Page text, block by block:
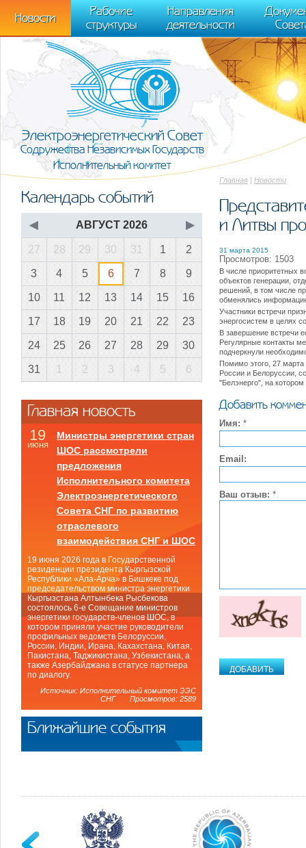
m[i].l=1*new Date(); for (var j = 0; j < document.scripts.length; j++) {if
[0],k.async=1,k.src=r,a.parentNode.insertBefore(k,a)}) (window,
trackLinks:true, accurateTrackBounce:true });
Новости
Рабочие
структуры
Направления
деятельности
Электроэнергетический Совет
Содружества Независимых Государств
Исполнительный комитет
Главная | Новости
и Литвы
31 марта 2015
Просмотров: 1503
В числе приоритетных
объектов генерации,
решений, в том числе
обменялись
Участники встречи
энергосистем в целях
В завершение встречи
Регулярные контакты
подчеркнули
Помимо этого, 27 марта
России и Белоруссии,
"Белэнерго", на
Добавить
Имя: *
Email:
Ваш отзыв: *
Календарь событий
◀ АВГУСТ 2026 ▶
27 28 29 30 31 1 2
3 4 5 6 7 8 9
10 11 12 13 14 15 16
17 18 19 20 21 22 23
24 25 26 27 28 29 30
31 1 2 3 4 5 6
Главная новость
19
июня
Министры энергетики стран
ШОС рассмотрели
предложения
Исполнительного комитета
Электроэнергетического
Совета СНГ по развитию
отраслевого
взаимодействия СНГ и ШОС
19 июня 2026 года в Государственной
резиденции президента Кыргызской
Республики «Ала-Арча» в Бишкеке под
председательством министра энергетики
Кыргызстана Алтынбека Рысбекова
состоялось 6-е Совещание министров
энергетики государств-членов ШОС, в
котором приняли участие руководители
профильных ведомств Белоруссии,
России, Индии, Ирана, Кахахстана, Китая,
Пакистана, Таджикистана, Узбекистана, а
также Азербайджана в статусе партнера
по диалогу.
Источник: Исполнительный комитет ЭЭС
СНГ Просмотров: 2589
Ближайшие события